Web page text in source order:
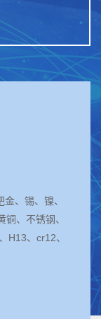
、锡、镍、
、不锈钢、
H13、cr12、